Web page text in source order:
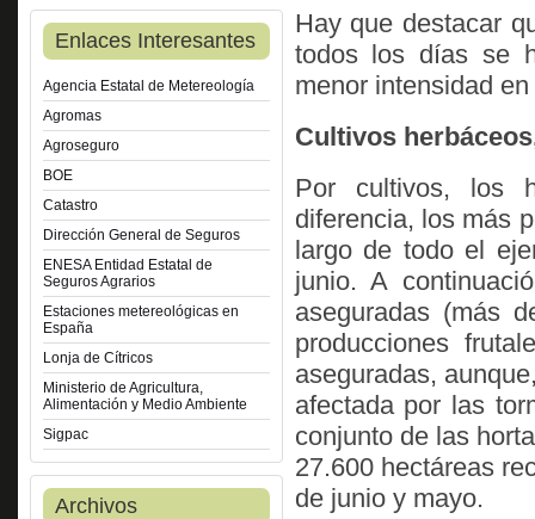
Enlaces Interesantes
Agencia Estatal de Metereología
Agromas
Agroseguro
BOE
Catastro
Dirección General de Seguros
ENESA Entidad Estatal de
Seguros Agrarios
Estaciones metereológicas en
España
Lonja de Cítricos
Ministerio de Agricultura,
Alimentación y Medio Ambiente
Sigpac
Archivos
Hay que destacar
todos los días se
menor intensidad
Cultivos
Por cultivos, los
diferencia, los más
largo de todo el
junio. A
aseguradas (más
producciones
aseguradas,
afectada por las
conjunto de las
27.600 hectáreas
de junio y mayo.